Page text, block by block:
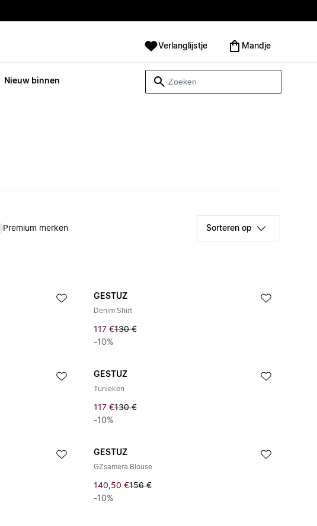
Nieuw binnen
Verlanglijstje Mandje
Premium merken Sorteren op
GESTUZ
Denim Shirt
117 €130 €
-10%
GESTUZ
Tunieken
117 €130 €
-10%
GESTUZ
GZsamera Blouse
140,50 €156 €
-10%